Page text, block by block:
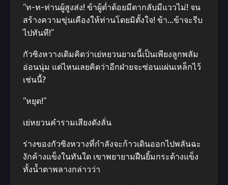
“ท-ท-ท่านผู้สูงส่ง! ข้าผู้ต่ำต้อยมีตากลับมีแววไม่! จน
สร้างความขุ่นเคืองให้ท่านโดยมิตั้งใจ! ข้า…ข้าจะรีบ
ไปทันที!”
กัวซิงหวางเดิมคิดว่าเย่หยวนยามนี้เป็นเพียงลูกพลัม
อ่อนนุ่ม แต่ไหนเลยคิดว่าอีกฝ่ายจะซ่อนแผ่นเหล็กไว้
เช่นนี้?
“หยุด!”
เย่หยวนคำรามเสียงดังลั่น
ร่างของกัวซิงหวางที่กำลังจะก้าวเดินออกไปพลันฉะ
งักค้างแข็งในทันใด เขาพยายามฝืนยิ้มกระด้างแข็ง
ทั้งน้ำตาพลางกล่าวว่า